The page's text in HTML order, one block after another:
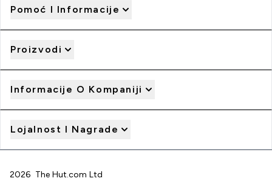
Pomoć I Informacije
Proizvodi
Informacije O Kompaniji
Lojalnost I Nagrade
2026 The Hut.com Ltd